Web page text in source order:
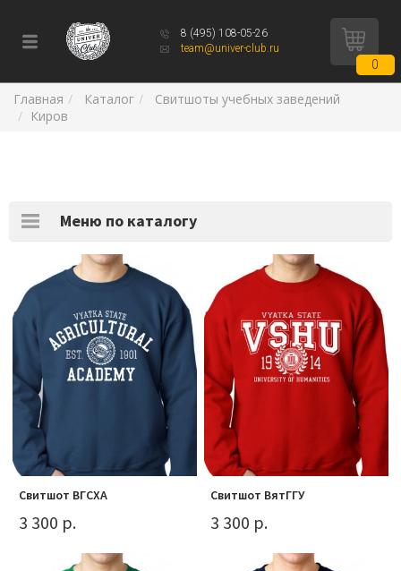
8 (495) 108-05-26
team@univer-club.ru
0
Главная Каталог
Свитшоты учебных заведений
Киров
Меню по каталогу
Свитшот ВГСХА
3 300 р.
Свитшот ВятГГУ
3 300 р.